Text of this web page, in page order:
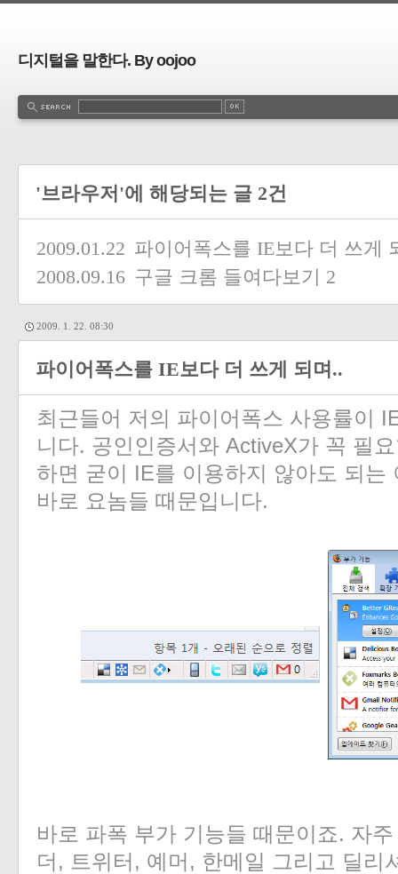
디지털을 말한다. By oojoo
'브라우저'에 해당되는 글 2건
2009.01.22 파이어폭스를 IE보다 더 쓰게
2008.09.16 구글 크롬 들여다보기 2
2009. 1. 22. 08:30
파이어폭스를 IE보다 더 쓰게 되며..
최근들어 저의 파이어폭스 사용률이
니다. 공인인증서와 ActiveX가 꼭 필
하면 굳이 IE를 이용하지 않아도 되는
바로 요놈들 때문입니다.
바로 파폭 부가 기능들 때문이죠. 자
더, 트위터, 예머, 한메일 그리고 딜리